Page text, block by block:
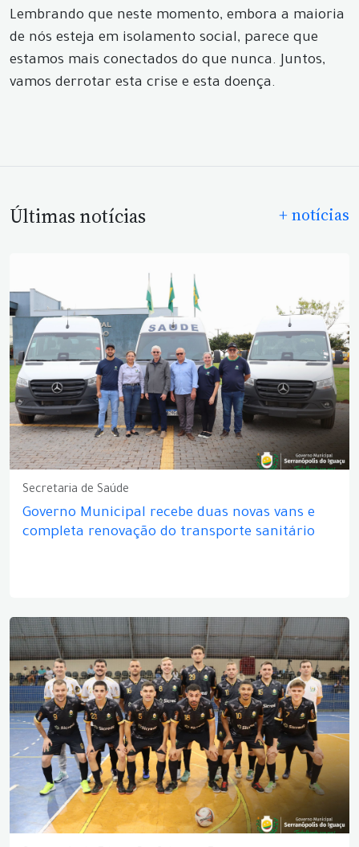
Lembrando que neste momento, embora a maioria
de nós esteja em isolamento social, parece que
estamos mais conectados do que nunca. Juntos,
vamos derrotar esta crise e esta doença.
Últimas notícias + notícias
Secretaria de Saúde
Governo Municipal recebe duas novas vans e
completa renovação do transporte sanitário